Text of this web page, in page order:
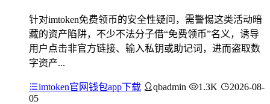
针对imtoken免费领币的安全性疑问，需警惕这类活动暗
藏的资产陷阱，不少不法分子借“免费领币”名义，诱导
用户点击非官方链接、输入私钥或助记词，进而盗取数
字资产...
imtoken官网钱包app下载 qbadmin 1.3K
2026-08-
05